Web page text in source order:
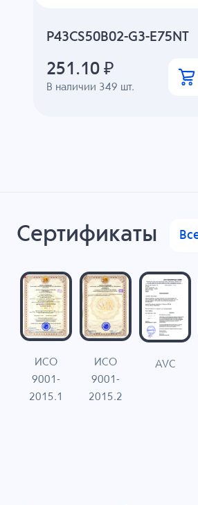
P43CS50B02-G3-E75NT
В наличии 349 шт.
251.10 ₽
Сертификаты
ИСО
9001-
2015.1
ИСО
9001-
2015.2
AVC